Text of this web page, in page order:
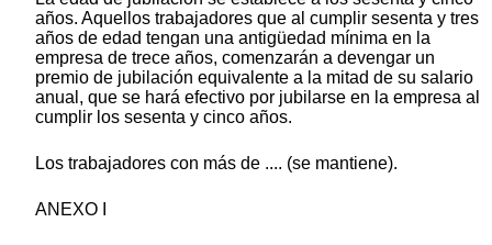
años. Aquellos trabajadores que al cumplir sesenta y tres
años de edad tengan una antigüedad mínima en la
empresa de trece años, comenzarán a devengar un
premio de jubilación equivalente a la mitad de su salario
anual, que se hará efectivo por jubilarse en la empresa al
cumplir los sesenta y cinco años.
Los trabajadores con más de .... (se mantiene).
ANEXO I